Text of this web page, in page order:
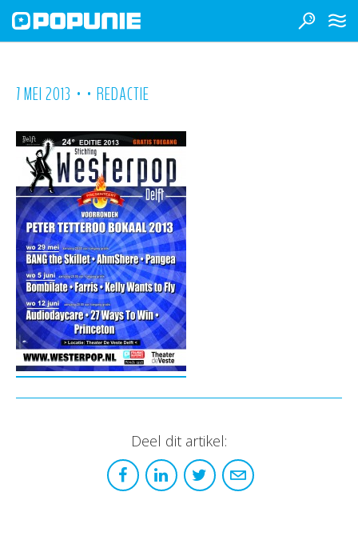
7 MEI 2013 • • REDACTIE
Deel dit artikel: